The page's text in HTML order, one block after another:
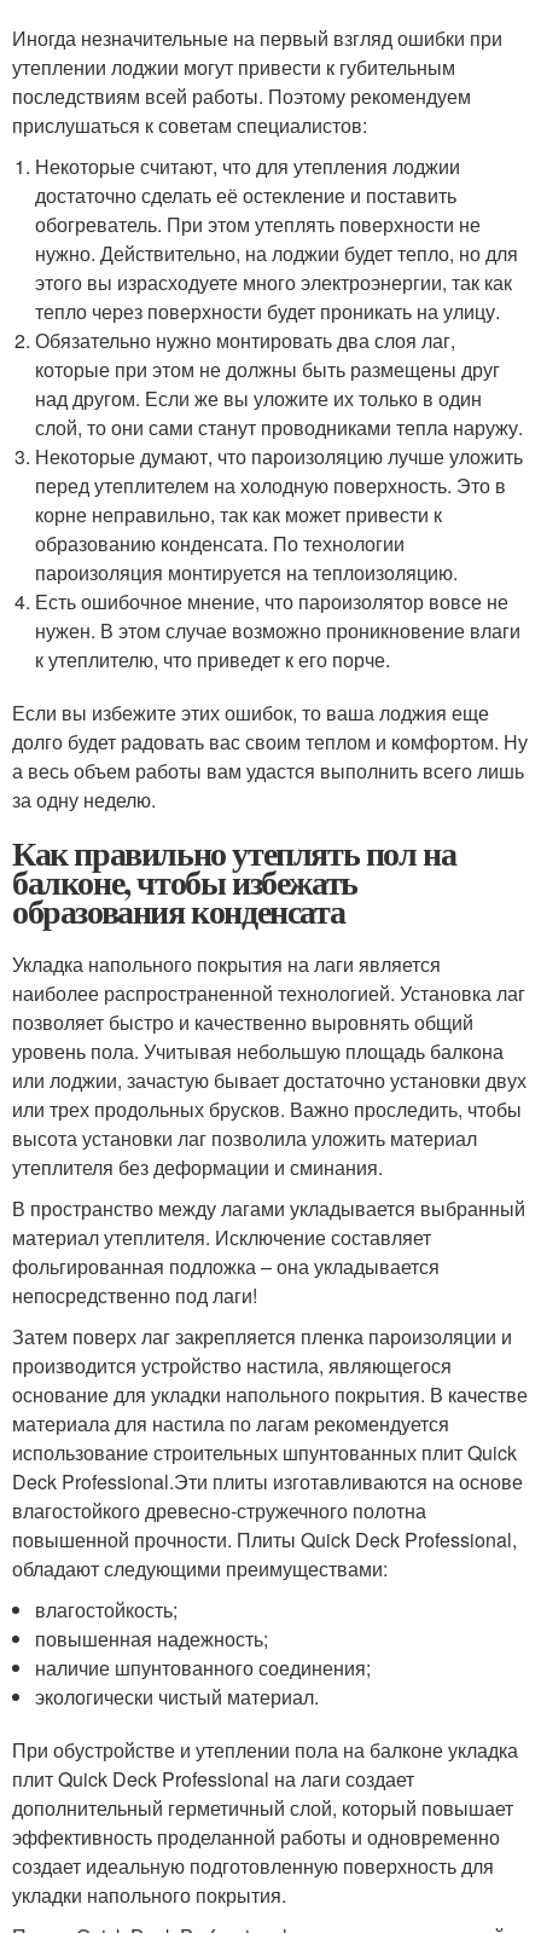
Иногда незначительные на первый взгляд ошибки при
утеплении лоджии могут привести к губительным
последствиям всей работы. Поэтому рекомендуем
прислушаться к советам специалистов:
Некоторые считают, что для утепления лоджии
достаточно сделать её остекление и поставить
обогреватель. При этом утеплять поверхности не
нужно. Действительно, на лоджии будет тепло, но для
этого вы израсходуете много электроэнергии, так как
тепло через поверхности будет проникать на улицу.
Обязательно нужно монтировать два слоя лаг,
которые при этом не должны быть размещены друг
над другом. Если же вы уложите их только в один
слой, то они сами станут проводниками тепла наружу.
Некоторые думают, что пароизоляцию лучше уложить
перед утеплителем на холодную поверхность. Это в
корне неправильно, так как может привести к
образованию конденсата. По технологии
пароизоляция монтируется на теплоизоляцию.
Есть ошибочное мнение, что пароизолятор вовсе не
нужен. В этом случае возможно проникновение влаги
к утеплителю, что приведет к его порче.
Если вы избежите этих ошибок, то ваша лоджия еще
долго будет радовать вас своим теплом и комфортом. Ну
а весь объем работы вам удастся выполнить всего лишь
за одну неделю.
Как правильно утеплять пол на
балконе, чтобы избежать
образования конденсата
Укладка напольного покрытия на лаги является
наиболее распространенной технологией. Установка лаг
позволяет быстро и качественно выровнять общий
уровень пола. Учитывая небольшую площадь балкона
или лоджии, зачастую бывает достаточно установки двух
или трех продольных брусков. Важно проследить, чтобы
высота установки лаг позволила уложить материал
утеплителя без деформации и сминания.
В пространство между лагами укладывается выбранный
материал утеплителя. Исключение составляет
фольгированная подложка – она укладывается
непосредственно под лаги!
Затем поверх лаг закрепляется пленка пароизоляции и
производится устройство настила, являющегося
основание для укладки напольного покрытия. В качестве
материала для настила по лагам рекомендуется
использование строительных шпунтованных плит Quick
Deck Professional.Эти плиты изготавливаются на основе
влагостойкого древесно-стружечного полотна
повышенной прочности. Плиты Quick Deck Professional,
обладают следующими преимуществами:
влагостойкость;
повышенная надежность;
наличие шпунтованного соединения;
экологически чистый материал.
При обустройстве и утеплении пола на балконе укладка
плит Quick Deck Professional на лаги создает
дополнительный герметичный слой, который повышает
эффективность проделанной работы и одновременно
создает идеальную подготовленную поверхность для
укладки напольного покрытия.